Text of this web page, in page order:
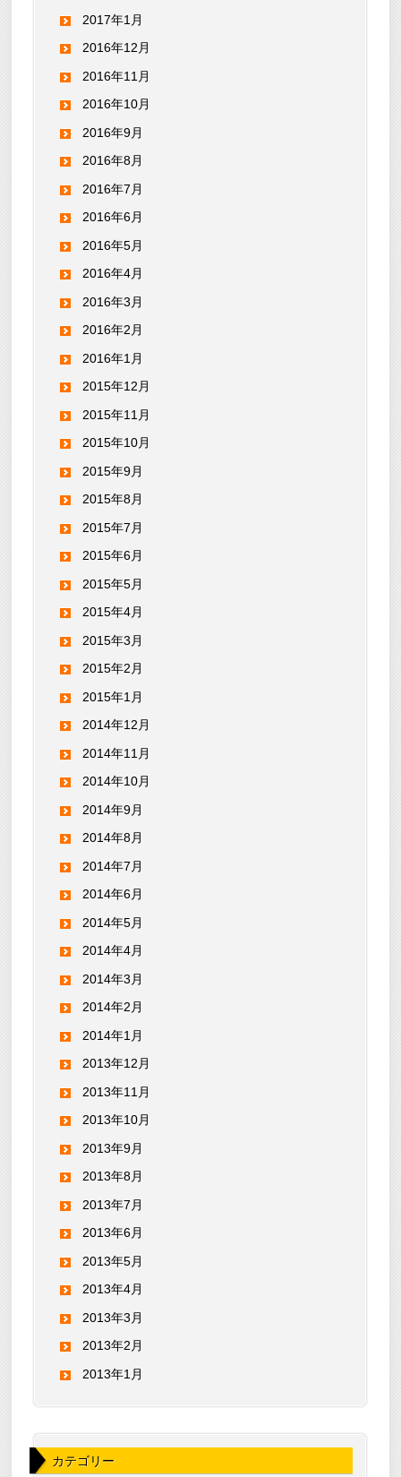
2017年1月
2016年12月
2016年11月
2016年10月
2016年9月
2016年8月
2016年7月
2016年6月
2016年5月
2016年4月
2016年3月
2016年2月
2016年1月
2015年12月
2015年11月
2015年10月
2015年9月
2015年8月
2015年7月
2015年6月
2015年5月
2015年4月
2015年3月
2015年2月
2015年1月
2014年12月
2014年11月
2014年10月
2014年9月
2014年8月
2014年7月
2014年6月
2014年5月
2014年4月
2014年3月
2014年2月
2014年1月
2013年12月
2013年11月
2013年10月
2013年9月
2013年8月
2013年7月
2013年6月
2013年5月
2013年4月
2013年3月
2013年2月
2013年1月
カテゴリー